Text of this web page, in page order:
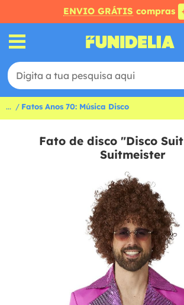
ENVIO GRÁTIS compras
... Fatos Anos 70: Música Disco
Fato de disco "Disco
Suitmeister